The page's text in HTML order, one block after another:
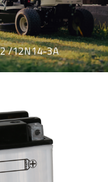
/12N14-3A